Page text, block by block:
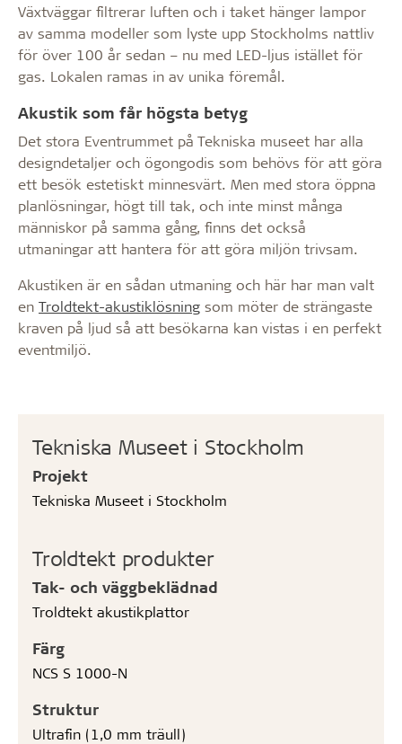
Tekniska Museet i Stockholm
Projekt
Tekniska Museet i Stockholm
Troldtekt produkter
Tak- och väggbeklädnad
Troldtekt akustikplattor
Färg
NCS S 1000-N
Struktur
Ultrafin (1,0 mm träull)
Växtväggar filtrerar luften och i taket hänger lampor
av samma modeller som lyste upp Stockholms nattliv
för över 100 år sedan – nu med LED-ljus istället för
gas. Lokalen ramas in av unika föremål.
Akustik som får högsta betyg
Det stora Eventrummet på Tekniska museet har alla
designdetaljer och ögongodis som behövs för att göra
ett besök estetiskt minnesvärt. Men med stora öppna
planlösningar, högt till tak, och inte minst många
människor på samma gång, finns det också
utmaningar att hantera för att göra miljön trivsam.
Akustiken är en sådan utmaning och här har man valt
en Troldtekt-akustiklösning som möter de strängaste
kraven på ljud så att besökarna kan vistas i en perfekt
eventmiljö.